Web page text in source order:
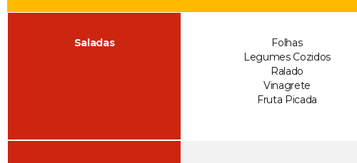
Saladas
Folhas
Legumes Cozidos
Ralado
Vinagrete
Fruta Picada